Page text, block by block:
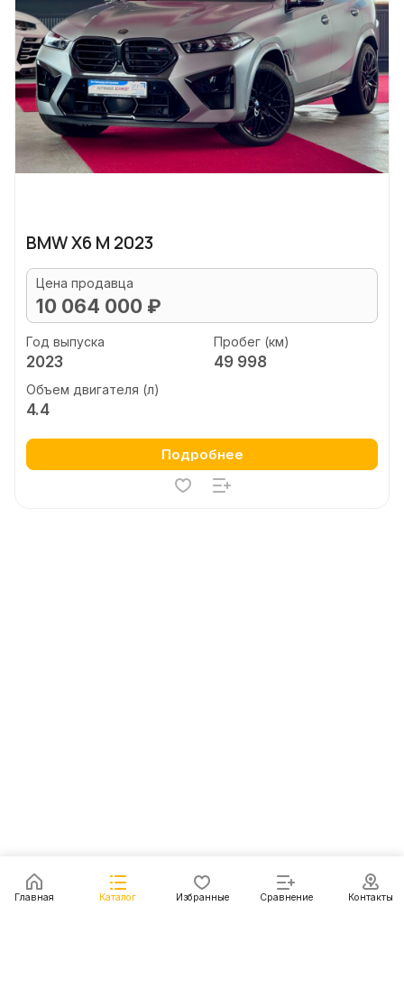
BMW X6 M 2023
Цена продавца
10 064 000 ₽
Год выпуска
2023
Пробег (км)
49 998
Объем двигателя (л)
4.4
Подробнее
Главная Каталог Избранные Сравнение Контакты